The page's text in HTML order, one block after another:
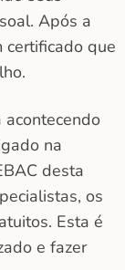
Após a
certificado que
na
desta
os
Esta é
e fazer